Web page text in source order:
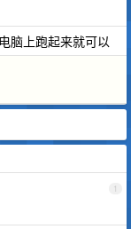
脑上跑起来就可以
1